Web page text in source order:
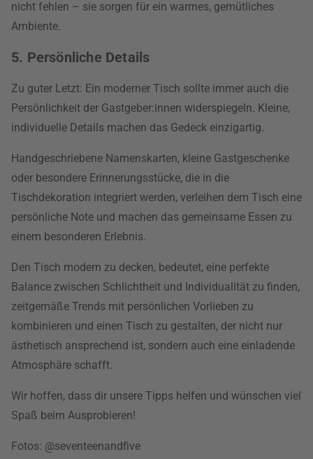
nicht fehlen – sie sorgen für ein warmes, gemütliches
Ambiente.
5. Persönliche Details
Zu guter Letzt: Ein moderner Tisch sollte immer auch die
Persönlichkeit der Gastgeber:innen widerspiegeln. Kleine,
individuelle Details machen das Gedeck einzigartig.
Handgeschriebene Namenskarten, kleine Gastgeschenke
oder besondere Erinnerungsstücke, die in die
Tischdekoration integriert werden, verleihen dem Tisch eine
persönliche Note und machen das gemeinsame Essen zu
einem besonderen Erlebnis.
Den Tisch modern zu decken, bedeutet, eine perfekte
Balance zwischen Schlichtheit und Individualität zu finden,
zeitgemäße Trends mit persönlichen Vorlieben zu
kombinieren und einen Tisch zu gestalten, der nicht nur
ästhetisch ansprechend ist, sondern auch eine einladende
Atmosphäre schafft.
Wir hoffen, dass dir unsere Tipps helfen und wünschen viel
Spaß beim Ausprobieren!
Fotos: @seventeenandfive